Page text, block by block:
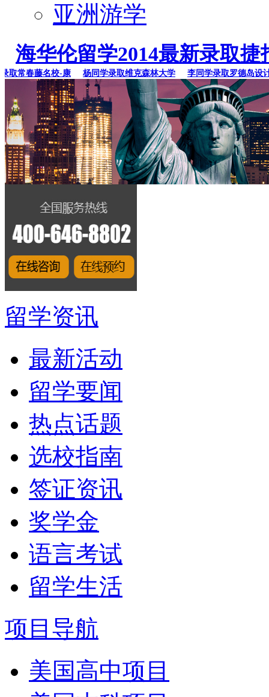
亚洲游学
海华伦留学2014最新录取捷
春藤名校-康 杨同学录取维克森林大学 李同学录取罗德岛设计学
留学资讯
最新活动
留学要闻
热点话题
选校指南
签证资讯
奖学金
语言考试
留学生活
项目导航
美国高中项目